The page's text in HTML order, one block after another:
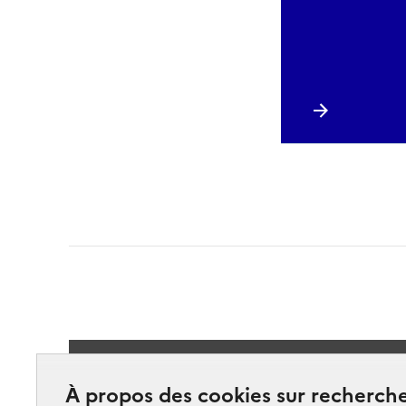
À propos des cookies sur Suivez-